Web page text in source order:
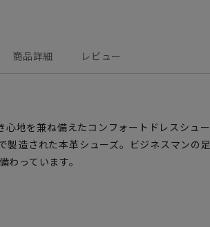
商品詳細 レビュー
地を兼ね備えたコンフォートドレスシュー
製造された本革シューズ。ビジネスマンの足
っています。